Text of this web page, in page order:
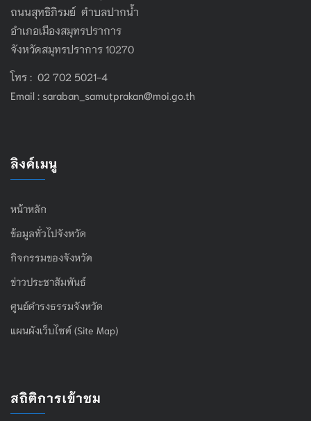
ถนนสุทธิภิรมย์ ตำบลปากน้ำ
อำเภอเมืองสมุทรปราการ
จังหวัดสมุทรปราการ 10270
โทร : 02 702 5021-4
Email : saraban_samutprakan@moi.go.th
ลิงค์เมนู
หน้าหลัก
ข้อมูลทั่วไปจังหวัด
กิจกรรมของจังหวัด
ข่าวประชาสัมพันธ์
ศูนย์ดำรงธรรมจังหวัด
แผนผังเว็บไซต์ (Site Map)
สถิติการเข้าชม